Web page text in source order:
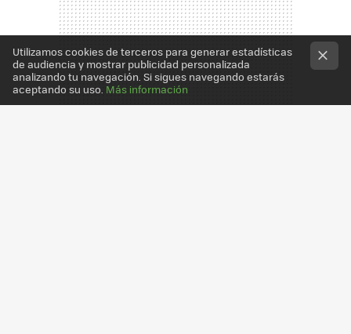
Utilizamos cookies de terceros para generar estadísticas
de audiencia y mostrar publicidad personalizada
analizando tu navegación. Si sigues navegando estarás
aceptando su uso. Más información